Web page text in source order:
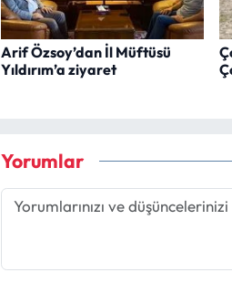
Arif Özsoy’dan İl Müftüsü
Yıldırım’a ziyaret
Yorumlar